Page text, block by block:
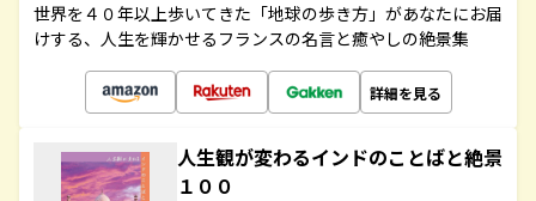
世界を４０年以上歩いてきた「地球の歩き方」があなたにお届
けする、人生を輝かせるフランスの名言と癒やしの絶景集
詳細を見る
人生観が変わるインドのことばと絶景
１００